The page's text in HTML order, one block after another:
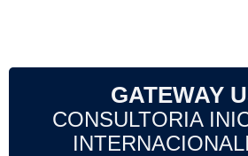
GATEWAY
CONSULTORIA